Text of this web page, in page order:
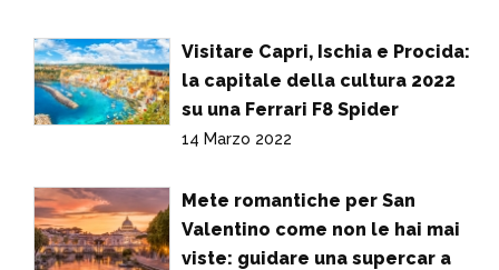
Visitare Capri, Ischia e Procida:
la capitale della cultura 2022
su una Ferrari F8 Spider
14 Marzo 2022
Mete romantiche per San
Valentino come non le hai mai
viste: guidare una supercar a